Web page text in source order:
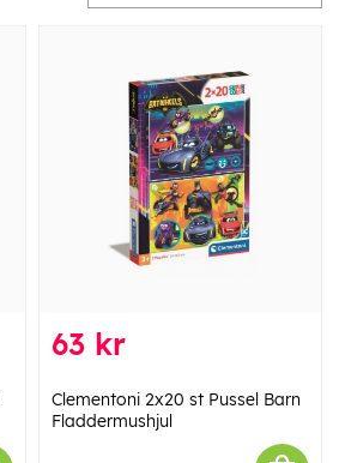
63 kr
Clementoni 2x20 st Pussel Barn
Fladdermushjul